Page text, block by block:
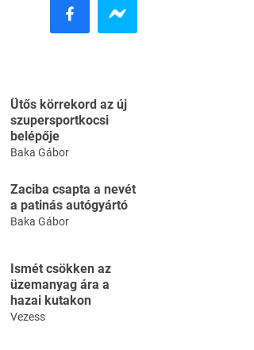
Ütős körrekord az új
szupersportkocsi
belépője
Baka Gábor
Zaciba csapta a nevét
a patinás autógyártó
Baka Gábor
Ismét csökken az
üzemanyag ára a
hazai kutakon
Vezess